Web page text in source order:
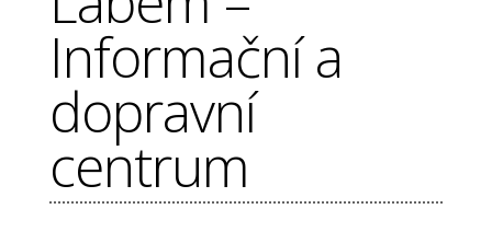
Informační a
dopravní
centrum